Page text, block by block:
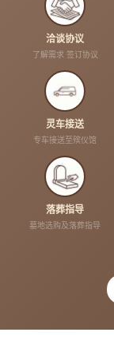
洽谈协议
了解需求 签订协议
灵车接送
专车接送至殡仪馆
落葬指导
墓地选购及落葬指导